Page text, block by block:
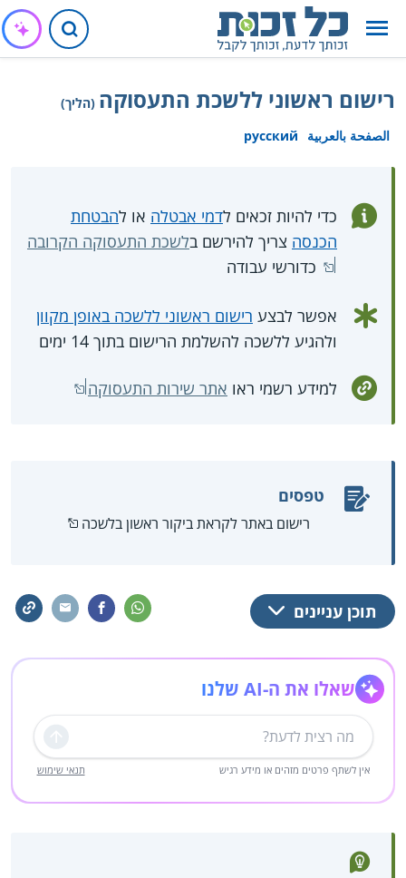
רישום ראשוני ללשכת התעסוקה (הליך)
الصفحة بالعربية
русский
כדי להיות זכאים לדמי אבטלה או להבטחת
הכנסה צריך להירשם בלשכת התעסוקה הקרובה
כדורשי עבודה
אפשר לבצע רישום ראשוני ללשכה באופן מקוון
ולהגיע ללשכה להשלמת הרישום בתוך 14 ימים
למידע רשמי ראו אתר שירות התעסוקה
טפסים
רישום באתר לקראת ביקור ראשון בלשכה
תוכן עניינים
שאלו את ה-AI שלנו
שליחה
אין לשתף פרטים מזהים או מידע רגיש תנאי שימוש